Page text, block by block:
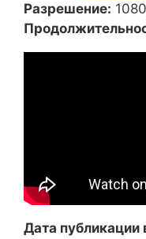
Разрешение:
Дата публикации